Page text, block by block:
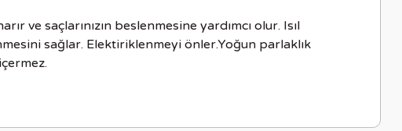
ve saçlarınızın beslenmesine yardımcı olur. Isıl
sağlar. Elektiriklenmeyi önler.Yoğun parlaklık